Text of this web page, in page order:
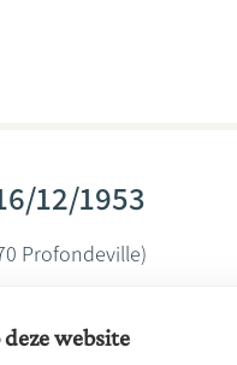
12/1953
Profondeville)
deze website